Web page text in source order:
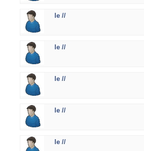
le //
le //
le //
le //
le //